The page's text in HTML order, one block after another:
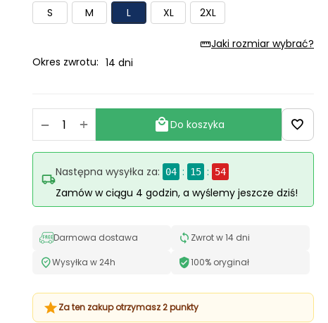
S
M L XL 2XL
Jaki rozmiar wybrać?
Okres zwrotu: 14 dni
+
− Do koszyka
Następna wysyłka za: 04 : 15 : 53
Zamów w ciągu 4 godzin, a wyślemy jeszcze dziś!
Darmowa dostawa Zwrot w 14 dni
Wysyłka w 24h 100% oryginał
Za ten zakup otrzymasz 2 punkty